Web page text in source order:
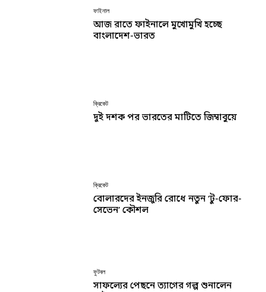
ফাইনাল
আজ রাতে ফাইনালে মুখোমুখি হচ্ছে
বাংলাদেশ-ভারত
ক্রিকেট
দুই দশক পর ভারতের মাটিতে জিম্বাবুয়ে
ক্রিকেট
বোলারদের ইনজুরি রোধে নতুন ‘টু-ফোর-
সেভেন’ কৌশল
ফুটবল
সাফল্যের পেছনে ত্যাগের গল্প শুনালেন